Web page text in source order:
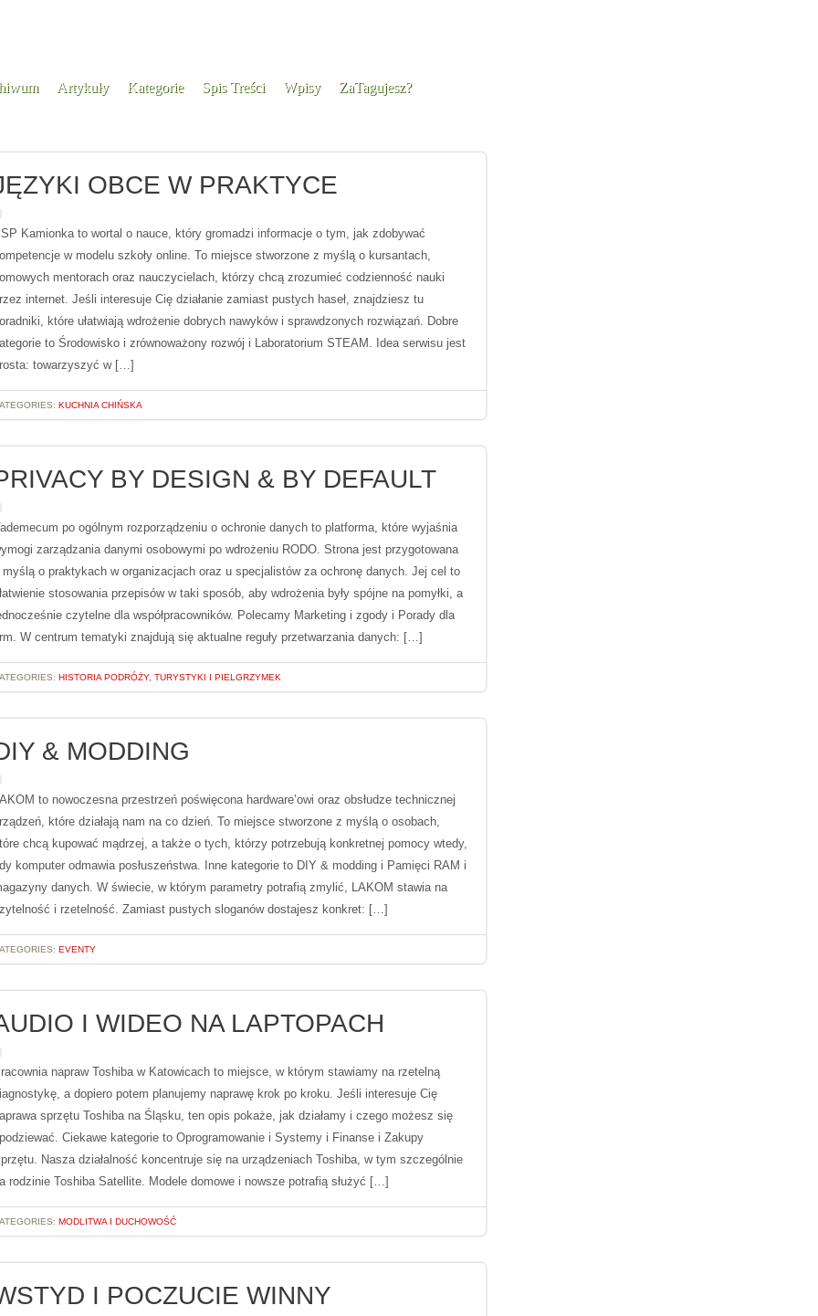
Artykuły Kategorie Spis Treści Wpisy ZaTagujesz?
OBCE W PRAKTYCE
Kamionka to wortal o nauce, który gromadzi informacje o tym, jak zdobywać
w modelu szkoły online. To miejsce stworzone z myślą o kursantach,
mentorach oraz nauczycielach, którzy chcą zrozumieć codzienność nauki
internet. Jeśli interesuje Cię działanie zamiast pustych haseł, znajdziesz tu
które ułatwiają wdrożenie dobrych nawyków i sprawdzonych rozwiązań. Dobre
to Środowisko i zrównoważony rozwój i Laboratorium STEAM. Idea serwisu jest
towarzyszyć w […]
KUCHNIA CHIŃSKA
BY DESIGN & BY DEFAULT
po ogólnym rozporządzeniu o ochronie danych to platforma, które wyjaśnia
zarządzania danymi osobowymi po wdrożeniu RODO. Strona jest przygotowana
myślą o praktykach w organizacjach oraz u specjalistów za ochronę danych. Jej cel to
stosowania przepisów w taki sposób, aby wdrożenia były spójne na pomyłki, a
czytelne dla współpracowników. Polecamy Marketing i zgody i Porady dla
W centrum tematyki znajdują się aktualne reguły przetwarzania danych: […]
HISTORIA PODRÓŻY, TURYSTYKI I PIELGRZYMEK
& MODDING
to nowoczesna przestrzeń poświęcona hardware’owi oraz obsłudze technicznej
które działają nam na co dzień. To miejsce stworzone z myślą o osobach,
chcą kupować mądrzej, a także o tych, którzy potrzebują konkretnej pomocy wtedy,
komputer odmawia posłuszeństwa. Inne kategorie to DIY & modding i Pamięci RAM i
danych. W świecie, w którym parametry potrafią zmylić, LAKOM stawia na
i rzetelność. Zamiast pustych sloganów dostajesz konkret: […]
EVENTY
I WIDEO NA LAPTOPACH
napraw Toshiba w Katowicach to miejsce, w którym stawiamy na rzetelną
a dopiero potem planujemy naprawę krok po kroku. Jeśli interesuje Cię
sprzętu Toshiba na Śląsku, ten opis pokaże, jak działamy i czego możesz się
Ciekawe kategorie to Oprogramowanie i Systemy i Finanse i Zakupy
Nasza działalność koncentruje się na urządzeniach Toshiba, w tym szczególnie
rodzinie Toshiba Satellite. Modele domowe i nowsze potrafią służyć […]
MODLITWA I DUCHOWOŚĆ
I POCZUCIE WINNY